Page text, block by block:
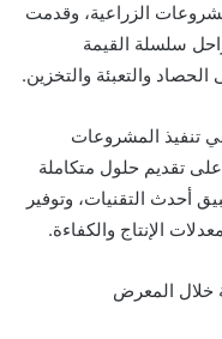
الزراعية، وقدمت
سلسلة القيمة
والتعبئة والتخزين.
تنفيذ المشروعات
على تقديم حلول متكاملة
أحدث التقنيات، وتوفير
الإنتاج والكفاءة.
خلال المعرض